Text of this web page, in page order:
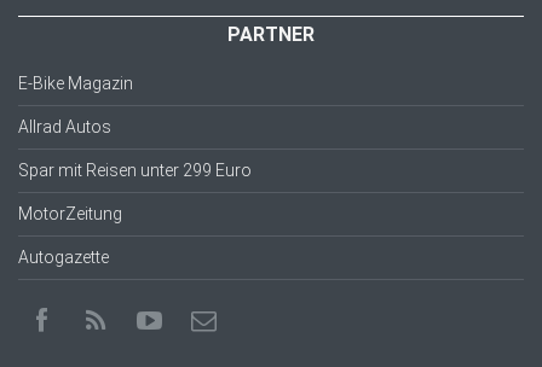
PARTNER
E-Bike Magazin
Allrad Autos
Spar mit Reisen unter 299 Euro
MotorZeitung
Autogazette